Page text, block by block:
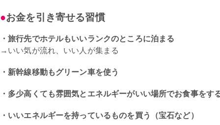
お金を引き寄せる習慣
・旅行先でホテルもいいランクのところに泊まる
→いい気が流れ、いい人が集まる
・新幹線移動もグリーン車を使う
・多少高くても雰囲気とエネルギーがいい場所でお食事をす
・いいエネルギーを持っているものを買う（宝石など）